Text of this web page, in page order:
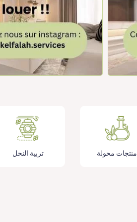
تربية النحل منتجات محولة